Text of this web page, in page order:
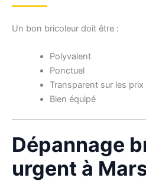
Un bon bricoleur doit être :
Polyvalent
Ponctuel
Transparent sur les prix
Bien équipé
Dépannage
urgent à